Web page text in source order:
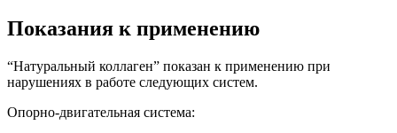
Показания к применению
“Натуральный коллаген” показан к применению при
нарушениях в работе следующих систем.
Опорно-двигательная система: